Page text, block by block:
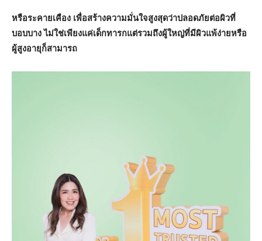
หรือระคายเคือง เพื่อสร้างความมั่นใจสูงสุดว่าปลอดภัยต่อผิวที่
บอบบาง ไม่ใช่เพียงแค่เด็กทารกแต่รวมถึงผู้ใหญ่ที่มีผิวแพ้ง่ายหรือ
ผู้สูงอายุก็สามารถ